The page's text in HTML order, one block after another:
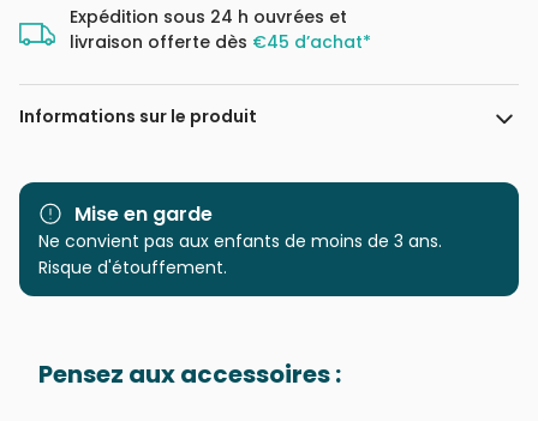
Expédition sous 24 h ouvrées et
livraison offerte dès €45 d’achat*
Informations sur le produit
Marque eeBoo
Catégorie
Puzzles - Hommes et
Mise en garde
Ne convient pas aux enfants de moins de 3 ans.
Risque d'étouffement.
Pensez aux accessoires :